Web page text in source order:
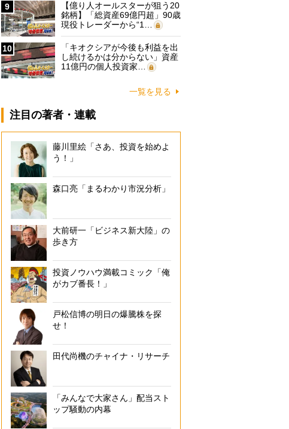
9
【億り人オールスターが狙う20
銘柄】「総資産69億円超」90歳
現役トレーダーから“1…
10
「キオクシアが今後も利益を出
し続けるかは分からない」資産
11億円の個人投資家…
一覧を見る
注目の著者・連載
藤川里絵「さあ、投資を始めよ
う！」
森口亮「まるわかり市況分析」
大前研一「ビジネス新大陸」の
歩き方
投資ノウハウ満載コミック「俺
がカブ番長！」
戸松信博の明日の爆騰株を探
せ！
田代尚機のチャイナ・リサーチ
「みんなで大家さん」配当スト
ップ騒動の内幕